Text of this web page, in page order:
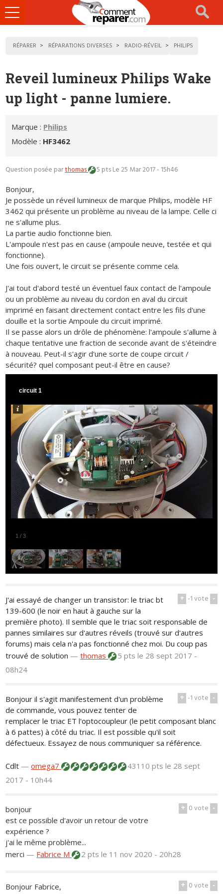
Ouvrir
le
RÉPARER RÉPARATIONS DIVERSES RADIO-RÉVEIL PHILIPS
Reveil lumineux Philips Wake
up light - panne lumiere.
Marque : Philips
Modèle : HF3462
Question posée parthomas 5 ptsLe 25 Mar 2017 - 15h46
Bonjour,
Je possède un réveil lumineux de marque Philips, modèle HF
3462 qui présente un problème au niveau de la lampe. Celle ci
ne s'allume plus.
La partie audio fonctionne bien.
L'ampoule n'est pas en cause (ampoule neuve, testée et qui
fonctionne).
Une fois ouvert, le circuit se présente comme cela.
J'ai tout d'abord testé un éventuel faux contact de l'ampoule
ou un problème au niveau du cordon en aval du circuit
imprimé en faisant directement contact entre les fils d'une
douille et la sortie Ampoule du circuit imprimé.
Il se passe alors un drôle de phénomène: l'ampoule s'allume à
chaque tentative une fraction de seconde avant de s'éteindre
à nouveau. Peut-il s'agir d'une sorte de coupe circuit /
sécurité? quel composant peut-il être en cause?
1 /3
circuit 1
+ -1vote -
J'ai essayé de changer un transistor: le triac bt
139-600 (le noir en haut à gauche sur la
première photo). Il semble que le triac soit responsable de
pannes similaires sur d'autres réveils (trouvé sur d'autres
forums) mais cela n'a pas fonctionné chez moi. Du coup pas
trouvé de solution —thomas 5 ptsle 28 sept 2017 -
08h24
+ -1vote -
Bonjour il s'agit manifestement d'un problème
de commande, vous pouvez tenter de
remplacer le triac ET l'optocoupleur (le petit composant blanc
à 6 pattes) à côté du triac. Il est possible qu'il soit
défectueux. Essayez de nous communiquer sa référence.
Cdlt —omega7 43110 ptsle 28 sept
2017 - 10h44
+ 0vote -
bonjour
est ce possible d'avoir un retour de votre
expérience ?
j'ai le même problème...
merci — Fabrice M 2 ptsle 11 nov 2020 - 20h28
+ 0vote -
Bonjour Fabrice,